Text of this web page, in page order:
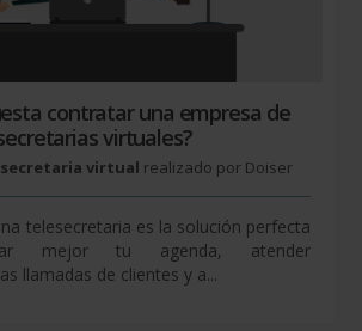
contratar una empresa de
virtuales?
secretaria virtual realizado por Doiser
telesecretaria es la solución perfecta
mejor tu agenda, atender
llamadas de clientes y a...